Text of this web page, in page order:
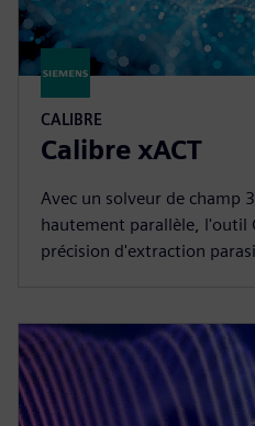
CALIBRE
Calibre xACT
Avec un solveur de champ
hautement parallèle, l'outil
précision d'extraction